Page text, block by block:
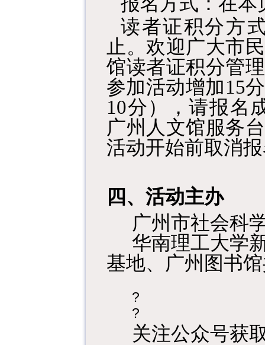
读者证积分方
止。欢迎广大市
馆读者证积分管
参加活动增加15
10分），请报名
广州人文馆服务
活动开始前取消
四、活动主办
广州市社会科
华南理工大学
基地、广州图书
?
?
关注公众号获